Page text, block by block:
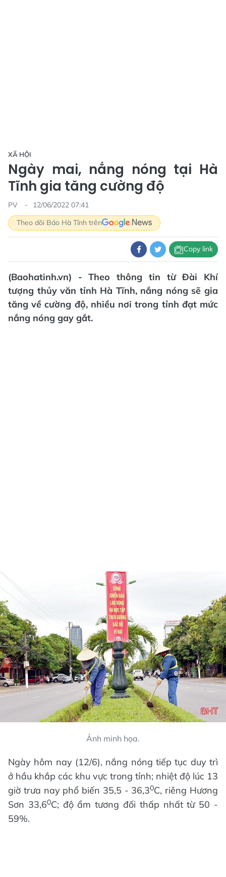
XÃ HỘI
Ngày mai, nắng nóng tại Hà
Tĩnh gia tăng cường độ
PV
12/06/2022 07:41
Theo dõi Báo Hà Tĩnh trên
Copy link
(Baohatinh.vn) - Theo thông tin từ Đài Khí
tượng thủy văn tỉnh Hà Tĩnh, nắng nóng sẽ gia
tăng về cường độ, nhiều nơi trong tỉnh đạt mức
nắng nóng gay gắt.
Ảnh minh họa.
Ngày hôm nay (12/6), nắng nóng tiếp tục duy trì
ở hầu khắp các khu vực trong tỉnh; nhiệt độ lúc 13
giờ trưa nay phổ biến 35,5 - 36,30C, riêng Hương
Sơn 33,60C; độ ẩm tương đối thấp nhất từ 50 -
59%.